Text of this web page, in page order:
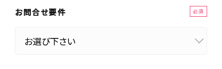
お問合せ要件 必須